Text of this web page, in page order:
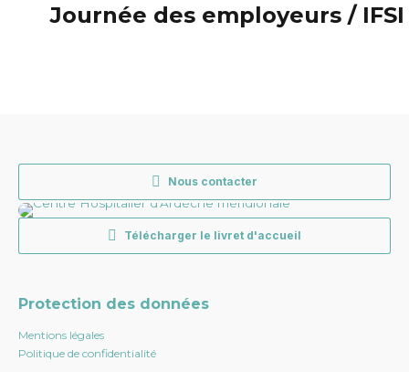
Journée des employeurs / IFSI
Nous contacter
Télécharger le livret d'accueil
Protection des données
Mentions légales
Politique de confidentialité